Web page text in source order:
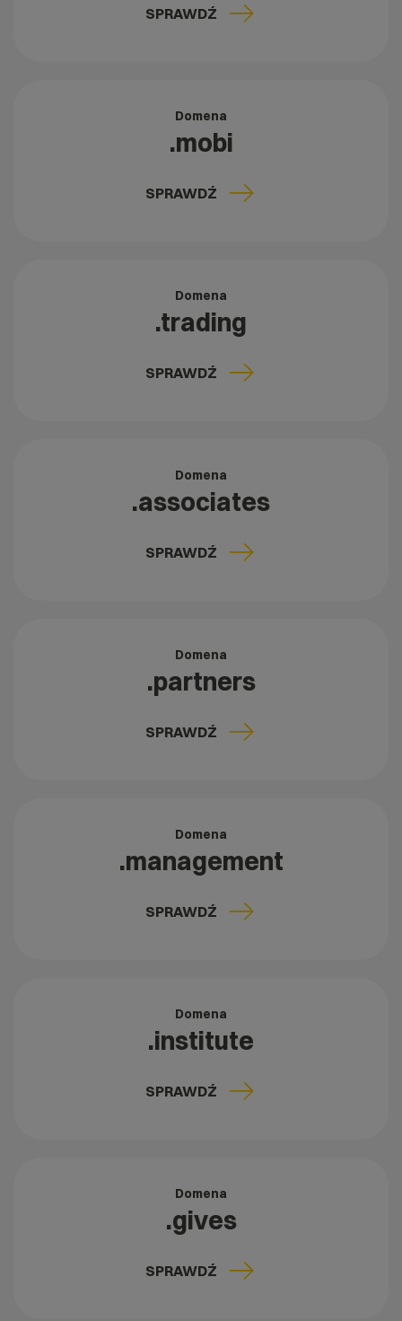
SPRAWDŹ
Domena
.mobi
SPRAWDŹ
Domena
.trading
SPRAWDŹ
Domena
.associates
SPRAWDŹ
Domena
.partners
SPRAWDŹ
Domena
.management
SPRAWDŹ
Domena
.institute
SPRAWDŹ
Domena
.gives
SPRAWDŹ